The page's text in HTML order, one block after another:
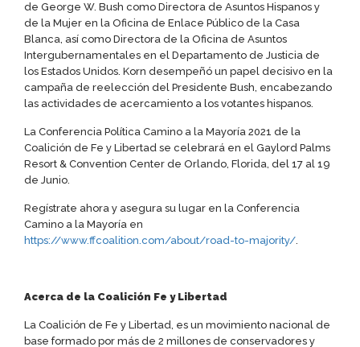
de George W. Bush como Directora de Asuntos Hispanos y
de la Mujer en la Oficina de Enlace Público de la Casa
Blanca, así como Directora de la Oficina de Asuntos
Intergubernamentales en el Departamento de Justicia de
los Estados Unidos. Korn desempeñó un papel decisivo en la
campaña de reelección del Presidente Bush, encabezando
las actividades de acercamiento a los votantes hispanos.
La Conferencia Política Camino a la Mayoría 2021 de la
Coalición de Fe y Libertad se celebrará en el Gaylord Palms
Resort & Convention Center de Orlando, Florida, del 17 al 19
de Junio.
Regístrate ahora y asegura su lugar en la Conferencia
Camino a la Mayoría en
https://www.ffcoalition.com/about/road-to-majority/.
Acerca de la Coalición Fe y Libertad
La Coalición de Fe y Libertad, es un movimiento nacional de
base formado por más de 2 millones de conservadores y